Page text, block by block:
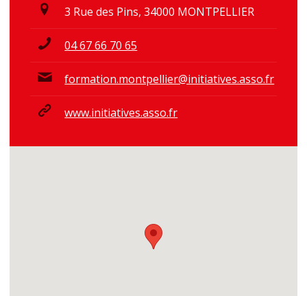
3 Rue des Pins, 34000 MONTPELLIER
04 67 66 70 65
formation.montpellier@initiatives.asso.fr
www.initiatives.asso.fr